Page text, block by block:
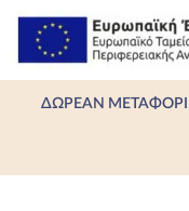
περιεχόμενο
ΔΩΡΕΑΝ